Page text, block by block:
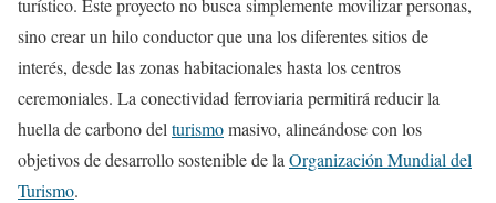
sino crear un hilo conductor que una los diferentes sitios de
interés, desde las zonas habitacionales hasta los centros
ceremoniales. La conectividad ferroviaria permitirá reducir la
huella de carbono del turismomasivo, alineándose con los
objetivos de desarrollo sostenible de la Organización Mundial del
Turismo.